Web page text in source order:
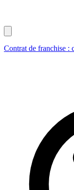
Contrat de franchise :